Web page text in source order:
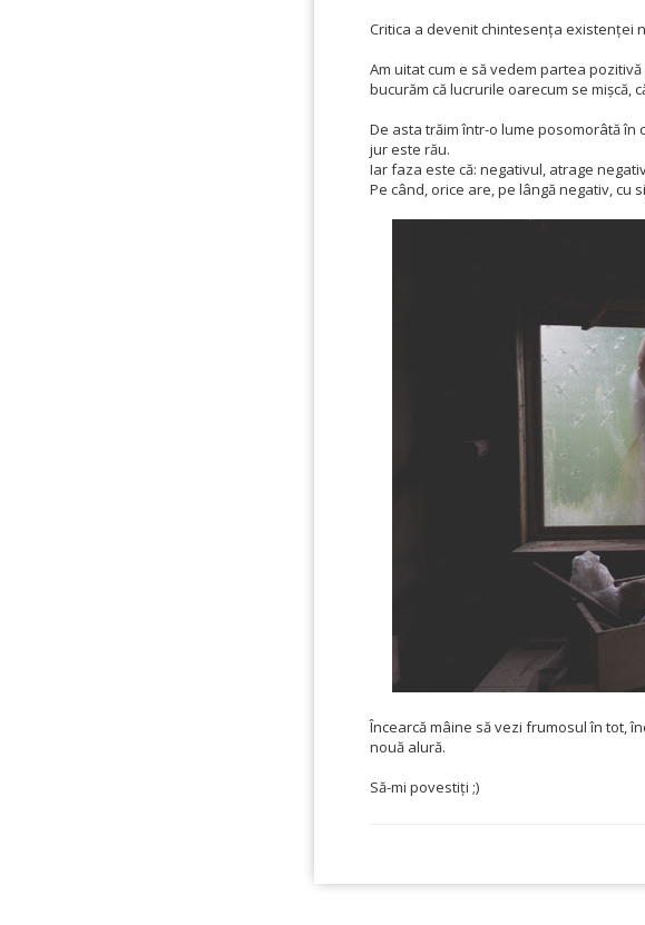
Critica a devenit chintesența existenței
Am uitat cum e să vedem partea
bucurăm că lucrurile oarecum se mișcă,
De asta trăim într-o lume posomorâtă în
jur este rău.
Iar faza este că: negativul, atrage
Pe când, orice are, pe lângă negativ, cu
Încearcă mâine să vezi frumosul în tot,
nouă alură.
Să-mi povestiți ;)